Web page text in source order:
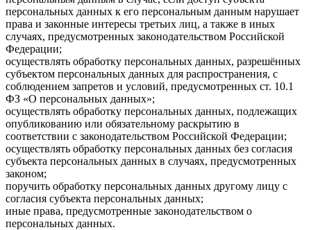
персональных данных к его персональным данным нарушает
права и законные интересы третьих лиц, а также в иных
случаях, предусмотренных законодательством Российской
Федерации;
осуществлять обработку персональных данных, разрешённых
субъектом персональных данных для распространения, с
соблюдением запретов и условий, предусмотренных ст. 10.1
ФЗ «О персональных данных»;
осуществлять обработку персональных данных, подлежащих
опубликованию или обязательному раскрытию в
соответствии с законодательством Российской Федерации;
осуществлять обработку персональных данных без согласия
субъекта персональных данных в случаях, предусмотренных
законом;
поручить обработку персональных данных другому лицу с
согласия субъекта персональных данных;
иные права, предусмотренные законодательством о
персональных данных.